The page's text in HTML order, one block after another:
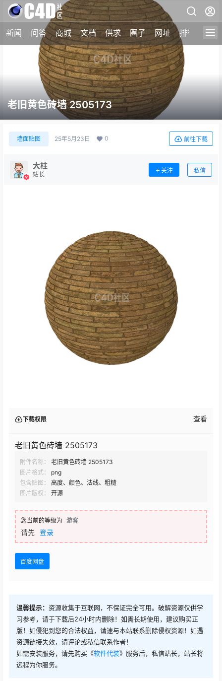
新闻 问答 商城 文档 供求 圈子 网址 排行榜
老旧黄色砖墙 2505173
墙面贴图 25年5月23日 0 前往下载
大柱
站长
关注 私信
下载权限 查看
老旧黄色砖墙 2505173
附件名称：
老旧黄色砖墙 2505173
图片格式：
png
包含贴图：
高度、颜色、法线、粗糙
图片版权：
开源
您当前的等级为 游客
请先 登录
百度网盘
温馨提示： 资源收集于互联网，不保证完全可用。破解资源仅供学
习参考，请于下载后24小时内删除！如需长期使用，建议购买正
版！如侵犯到您的合法权益，请速与本站联系删除侵权资源！如遇
资源链接失效，请评论或私信联系作者！
如需安装服务，请先购买《软件代装》服务后，私信站长，站长将
远程为你服务。